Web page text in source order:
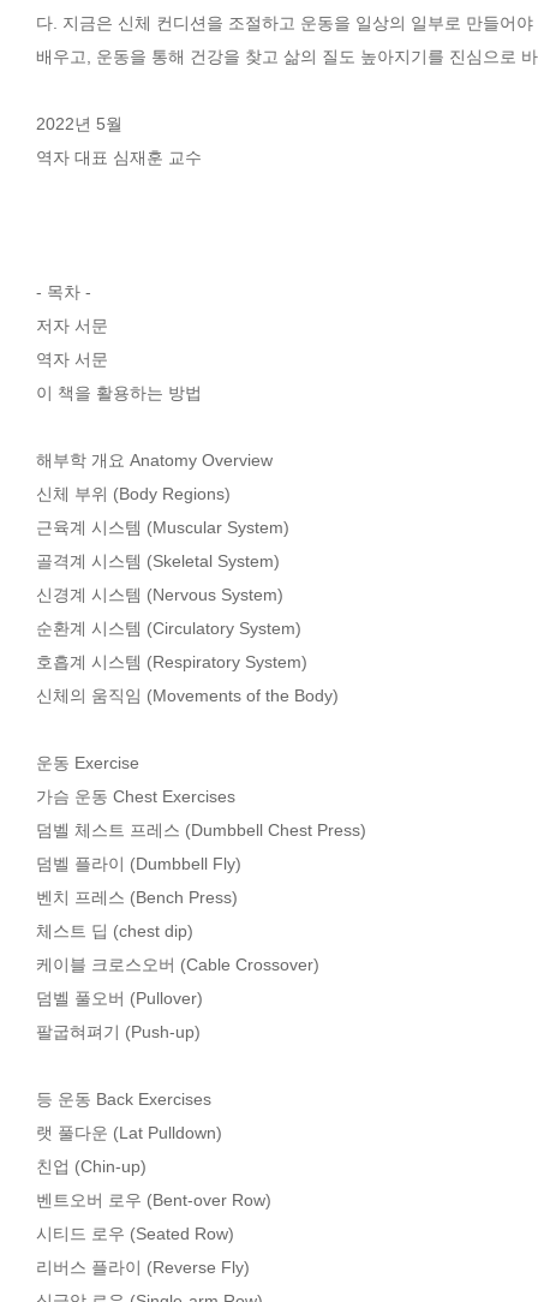
다. 지금은 신체 컨디션을 조절하고 운동을 일상의 일부로 만들어
배우고, 운동을 통해 건강을 찾고 삶의 질도 높아지기를 진심으로
2022년 5월
역자 대표 심재훈 교수
- 목차 -
저자 서문
역자 서문
이 책을 활용하는 방법
해부학 개요 Anatomy Overview
신체 부위 (Body Regions)
근육계 시스템 (Muscular System)
골격계 시스템 (Skeletal System)
신경계 시스템 (Nervous System)
순환계 시스템 (Circulatory System)
호흡계 시스템 (Respiratory System)
신체의 움직임 (Movements of the Body)
운동 Exercise
가슴 운동 Chest Exercises
덤벨 체스트 프레스 (Dumbbell Chest Press)
덤벨 플라이 (Dumbbell Fly)
벤치 프레스 (Bench Press)
체스트 딥 (chest dip)
케이블 크로스오버 (Cable Crossover)
덤벨 풀오버 (Pullover)
팔굽혀펴기 (Push-up)
등 운동 Back Exercises
랫 풀다운 (Lat Pulldown)
친업 (Chin-up)
벤트오버 로우 (Bent-over Row)
시티드 로우 (Seated Row)
리버스 플라이 (Reverse Fly)